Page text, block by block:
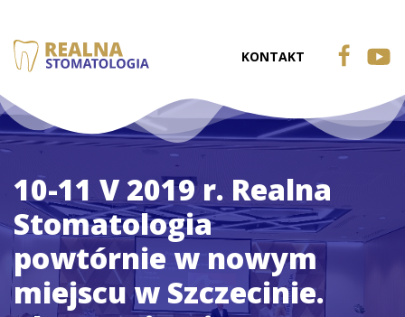
KONTAKT
10-11 V 2019 r. Realna
Stomatologia
powtórnie w nowym
miejscu w Szczecinie.